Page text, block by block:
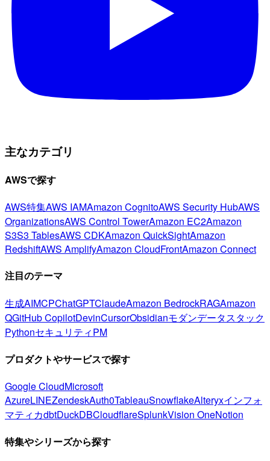
主なカテゴリ
AWSで探す
AWS特集AWS IAMAmazon CognitoAWS Security HubAWS
OrganizationsAWS Control TowerAmazon EC2Amazon
S3S3 TablesAWS CDKAmazon QuickSightAmazon
RedshiftAWS AmplifyAmazon CloudFrontAmazon Connect
注目のテーマ
生成AIMCPChatGPTClaudeAmazon BedrockRAGAmazon
QGitHub CopilotDevinCursorObsidianモダンデータスタック
PythonセキュリティPM
プロダクトやサービスで探す
Google CloudMicrosoft
AzureLINEZendeskAuth0TableauSnowflakeAlteryxインフォ
マティカdbtDuckDBCloudflareSplunkVision OneNotion
特集やシリーズから探す